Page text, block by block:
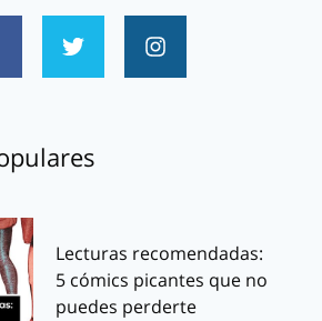
Lecturas recomendadas:
5 cómics picantes que no
puedes perderte